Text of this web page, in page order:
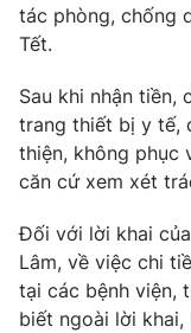
tác phòng, chống
Tết.
Sau khi nhận tiền,
trang thiết bị y tế,
thiện, không phục
căn cứ xem xét
Đối với lời khai
Lâm, về việc chi
tại các bệnh viện,
biết ngoài lời